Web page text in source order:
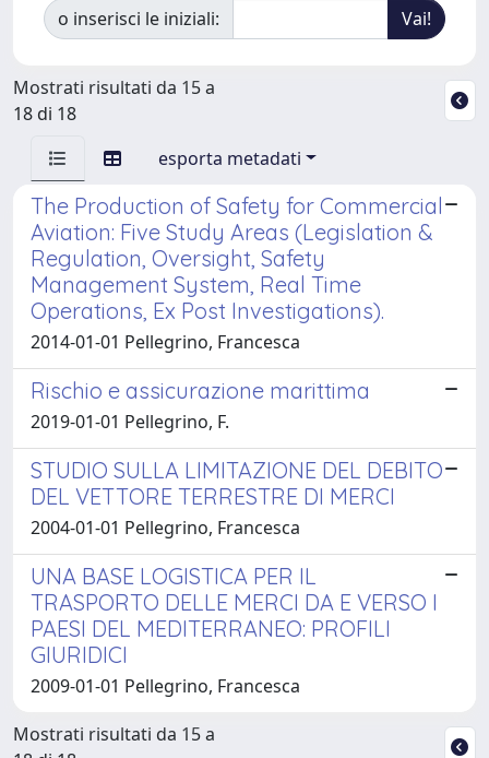
o inserisci le iniziali:
Mostrati risultati da 15 a
18 di 18
esporta metadati
The Production of Safety for Commercial
Aviation: Five Study Areas (Legislation &
Regulation, Oversight, Safety
Management System, Real Time
Operations, Ex Post Investigations).
2014-01-01 Pellegrino, Francesca
Rischio e assicurazione marittima
2019-01-01 Pellegrino, F.
STUDIO SULLA LIMITAZIONE DEL DEBITO
DEL VETTORE TERRESTRE DI MERCI
2004-01-01 Pellegrino, Francesca
UNA BASE LOGISTICA PER IL
TRASPORTO DELLE MERCI DA E VERSO I
PAESI DEL MEDITERRANEO: PROFILI
GIURIDICI
2009-01-01 Pellegrino, Francesca
Mostrati risultati da 15 a